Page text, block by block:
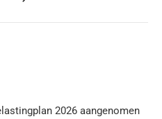
2026 aangenomen